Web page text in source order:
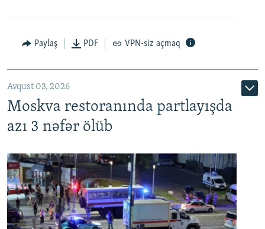
Paylaş PDF VPN-siz açmaq
Avqust 03, 2026
Moskva restoranında partlayışda
azı 3 nəfər ölüb